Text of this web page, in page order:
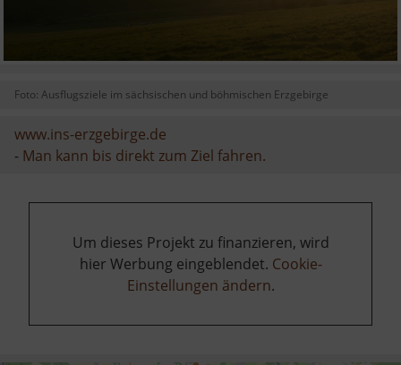
Foto: Ausflugsziele im sächsischen und böhmischen Erzgebirge
www.ins-erzgebirge.de
- Man kann bis direkt zum Ziel fahren.
Um dieses Projekt zu finanzieren, wird
hier Werbung eingeblendet. Cookie-
Einstellungen ändern.